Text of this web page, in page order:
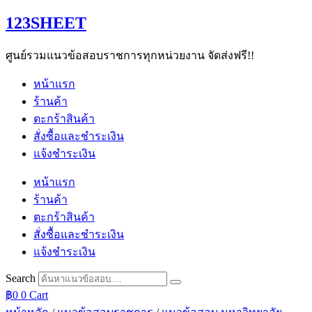
Skip
to
123SHEET
ศูนย์รวมแนวข้อสอบราชการทุกหน่วยงาน จัดส่งฟรี!!
หน้าแรก
ร้านค้า
ตะกร้าสินค้า
สั่งซื้อและชำระเงิน
แจ้งชำระเงิน
หน้าแรก
ร้านค้า
ตะกร้าสินค้า
สั่งซื้อและชำระเงิน
แจ้งชำระเงิน
Search
฿0 0 Cart